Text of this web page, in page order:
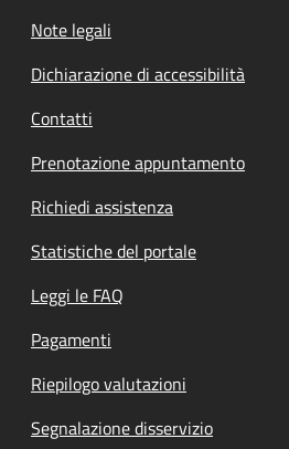
Note legali
Dichiarazione di accessibilità
Contatti
Prenotazione appuntamento
Richiedi assistenza
Statistiche del portale
Leggi le FAQ
Pagamenti
Riepilogo valutazioni
Segnalazione disservizio